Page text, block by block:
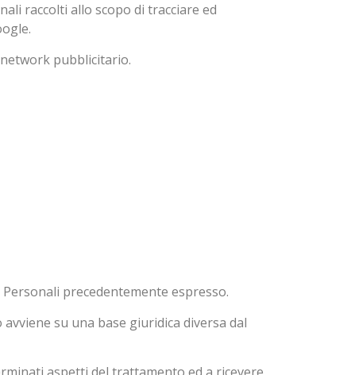
raccolti allo scopo di tracciare ed
pubblicitario.
precedentemente espresso.
su una base giuridica diversa dal